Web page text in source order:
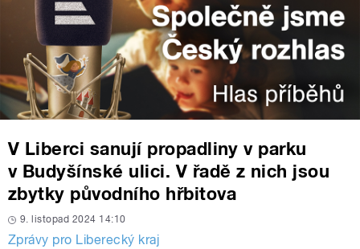
V Liberci sanují propadliny v parku
v Budyšínské ulici. V řadě z nich jsou
zbytky původního hřbitova
9. listopad 2024 14:10
Zprávy pro Liberecký kraj